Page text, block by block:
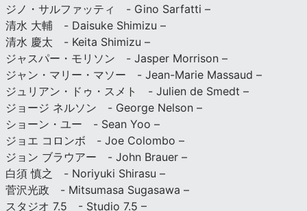
ジノ・サルファッティ - Gino Sarfatti –
清水 大輔 - Daisuke Shimizu –
清水 慶太 - Keita Shimizu –
ジャスパー・モリソン - Jasper Morrison –
ジャン・マリー・マソー - Jean-Marie Massaud –
ジュリアン・ドゥ・スメト - Julien de Smedt –
ジョージ ネルソン - George Nelson –
ショーン・ユー - Sean Yoo –
ジョエ コロンボ - Joe Colombo –
ジョン ブラウアー - John Brauer –
白須 慎之 - Noriyuki Shirasu –
菅沢光政 - Mitsumasa Sugasawa –
スタジオ 7.5 - Studio 7.5 –